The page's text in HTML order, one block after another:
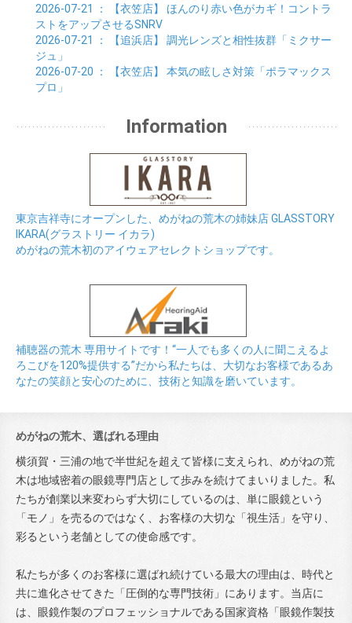
2026-07-21
： 【衣笠店】 ほんのり赤い色がカギ！コントラ
ストをアップさせるSNRV
2026-07-21
： 【追浜店】 調光レンズと相性抜群「ミクサー
ジュ」
2026-07-20 ： 【衣笠店】 本気の眩しさ対策「ポラマックス
プロ」
Information
東京吉祥寺にオープンした、めがねの荒木の姉妹店 GLASSTORY
IKARA(グラストリー イカラ)
めがねの荒木初のアイウェアセレクトショップです。
補聴器の荒木 専用サイトです！“一人でも多くの人に聞こえるよ
ろこびを120%提供する”だから私たちは、大切なお客様であるあ
なたの笑顔と安心のために、技術と知識を磨いています。
めがねの荒木、選ばれる理由
横須賀・三浦の地で半世紀を超えて皆様に支えられ、めがねの荒
木は地域密着の眼鏡専門店として歩みを続けてまいりました。私
たちが創業以来変わらず大切にしているのは、単に眼鏡という
「モノ」を売るのではなく、お客様の大切な「視生活」を守り、
彩るという老舗としての使命感です。
私たちが多くのお客様に選ばれ続けている最大の理由は、時代と
共に進化させてきた「圧倒的な専門技術」にあります。当店に
は、眼鏡作製のプロフェッショナルである国家資格「眼鏡作製技